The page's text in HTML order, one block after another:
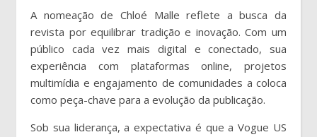
A nomeação de Chloé Malle reflete a busca da
revista por equilibrar tradição e inovação. Com um
público cada vez mais digital e conectado, sua
experiência com plataformas online, projetos
multimídia e engajamento de comunidades a coloca
como peça-chave para a evolução da publicação.
Sob sua liderança, a expectativa é que a Vogue US